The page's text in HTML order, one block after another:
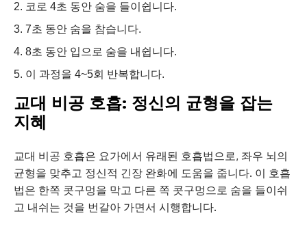
코로 4초 동안 숨을 들이쉽니다.
7초 동안 숨을 참습니다.
8초 동안 입으로 숨을 내쉽니다.
이 과정을 4~5회 반복합니다.
교대 비공 호흡: 정신의 균형을 잡는
지혜
교대 비공 호흡은 요가에서 유래된 호흡법으로, 좌우 뇌의
균형을 맞추고 정신적 긴장 완화에 도움을 줍니다. 이 호흡
법은 한쪽 콧구멍을 막고 다른 쪽 콧구멍으로 숨을 들이쉬
고 내쉬는 것을 번갈아 가면서 시행합니다.